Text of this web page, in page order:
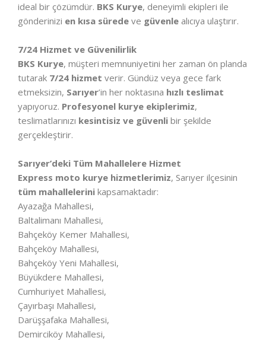
ideal bir çözümdür. BKS Kurye, deneyimli ekipleri ile
gönderinizi en kısa sürede ve güvenle alıcıya ulaştırır.
7/24 Hizmet ve Güvenilirlik
BKS Kurye, müşteri memnuniyetini her zaman ön planda
tutarak 7/24 hizmet verir. Gündüz veya gece fark
etmeksizin, Sarıyer’in her noktasına hızlı teslimat
yapıyoruz. Profesyonel kurye ekiplerimiz,
teslimatlarınızı kesintisiz ve güvenli bir şekilde
gerçekleştirir.
Sarıyer’deki Tüm Mahallelere Hizmet
Express moto kurye hizmetlerimiz, Sarıyer ilçesinin
tüm mahallelerini kapsamaktadır:
Ayazağa Mahallesi,
Baltalimanı Mahallesi,
Bahçeköy Kemer Mahallesi,
Bahçeköy Mahallesi,
Bahçeköy Yeni Mahallesi,
Büyükdere Mahallesi,
Cumhuriyet Mahallesi,
Çayırbaşı Mahallesi,
Darüşşafaka Mahallesi,
Demirciköy Mahallesi,